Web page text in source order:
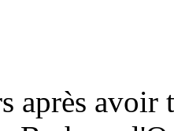
après avoir